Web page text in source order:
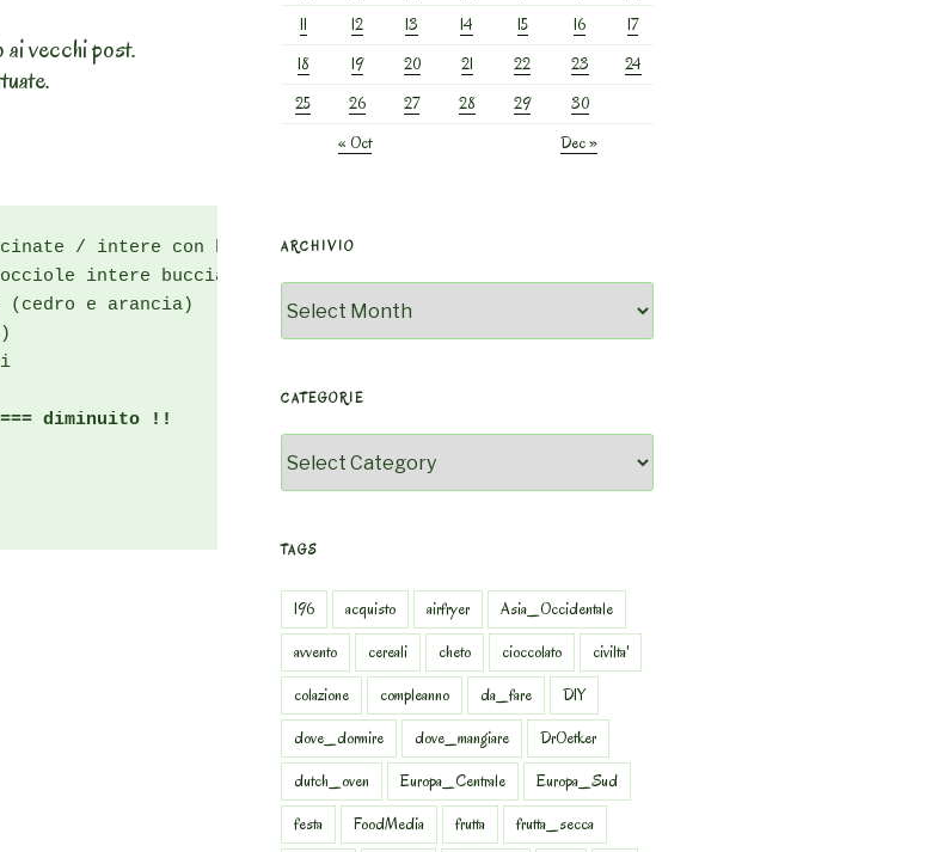
vecchi post.
/ intere con buccia
intere buccia
e arancia)
diminuito !!
11
12 13 14 15 16
17
18
19 20 21 22 23
24
25
26 27 28 29
30
« Oct
Dec »
ARCHIVIO
CATEGORIE
TAGS
196 acquisto airfryer
Asia_Occidentale
avvento
cereali cheto cioccolato
civilta'
colazione
compleanno da_fare
DIY
dove_dormire
dove_mangiare
DrOetker
dutch_oven
Europa_Centrale
Europa_Sud
festa
FoodMedia frutta
frutta_secca